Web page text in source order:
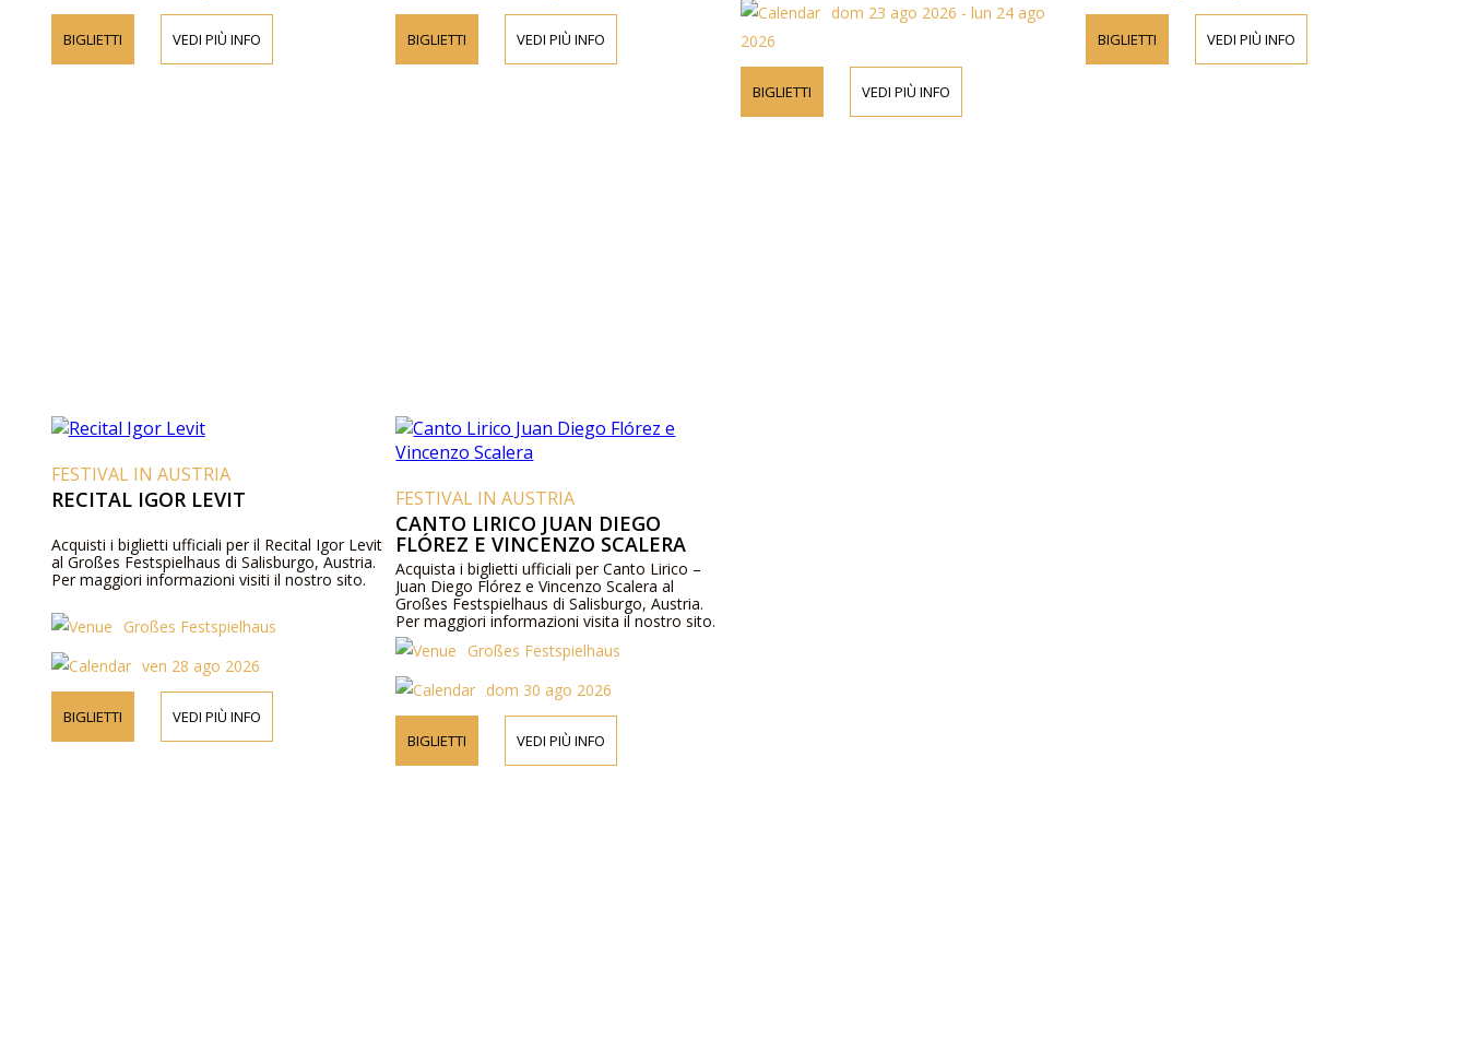
BIGLIETTI VEDI PIÙ INFO BIGLIETTI VEDI PIÙ INFO
dom 23 ago 2026 - lun 24 ago
2026
BIGLIETTI VEDI PIÙ INFO
BIGLIETTI VEDI PIÙ INFO
FESTIVAL IN AUSTRIA
RECITAL IGOR LEVIT
Acquisti i biglietti ufficiali per il Recital Igor Levit
al Großes Festspielhaus di Salisburgo, Austria.
Per maggiori informazioni visiti il nostro sito.
Großes Festspielhaus
ven 28 ago 2026
BIGLIETTI VEDI PIÙ INFO
FESTIVAL IN AUSTRIA
CANTO LIRICO JUAN DIEGO
FLÓREZ E VINCENZO SCALERA
Acquista i biglietti ufficiali per Canto Lirico –
Juan Diego Flórez e Vincenzo Scalera al
Großes Festspielhaus di Salisburgo, Austria.
Per maggiori informazioni visita il nostro sito.
Großes Festspielhaus
dom 30 ago 2026
BIGLIETTI VEDI PIÙ INFO